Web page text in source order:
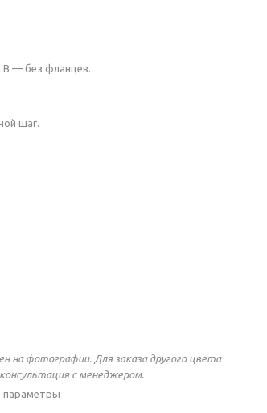
— без фланцев.
шаг.
на фотографии. Для заказа другого цвета
с менеджером.
параметры